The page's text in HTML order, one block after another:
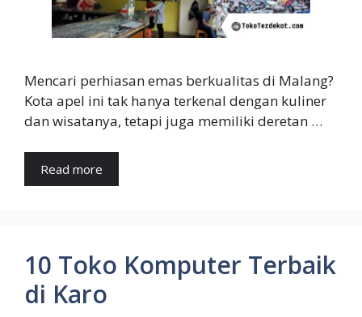
Mencari perhiasan emas berkualitas di Malang?
Kota apel ini tak hanya terkenal dengan kuliner
dan wisatanya, tetapi juga memiliki deretan …
Read more
10 Toko Komputer Terbaik
di Karo